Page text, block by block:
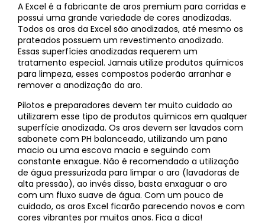
A Excel é a fabricante de aros premium para corridas e
possui uma grande variedade de cores anodizadas.
Todos os aros da Excel são anodizados, até mesmo os
prateados possuem um revestimento anodizado.
Essas superfícies anodizadas requerem um
tratamento especial. Jamais utilize produtos químicos
para limpeza, esses compostos poderão arranhar e
remover a anodização do aro.
Pilotos e preparadores devem ter muito cuidado ao
utilizarem esse tipo de produtos químicos em qualquer
superfície anodizada. Os aros devem ser lavados com
sabonete com PH balanceado, utilizando um pano
macio ou uma escova macia e seguindo com
constante enxague. Não é recomendado a utilização
de água pressurizada para limpar o aro (lavadoras de
alta pressão), ao invés disso, basta enxaguar o aro
com um fluxo suave de água. Com um pouco de
cuidado, os aros Excel ficarão parecendo novos e com
cores vibrantes por muitos anos. Fica a dica!